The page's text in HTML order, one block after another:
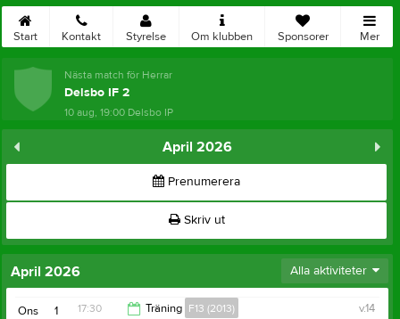
Start Kontakt Styrelse Om klubben Sponsorer Mer
Nästa match för Herrar
Delsbo IF 2
10 aug, 19:00 Delsbo IP
April 2026
Prenumerera
Skriv ut
April 2026 Alla aktiviteter
1
Ons v.14
17:30 Träning F13 (2013)